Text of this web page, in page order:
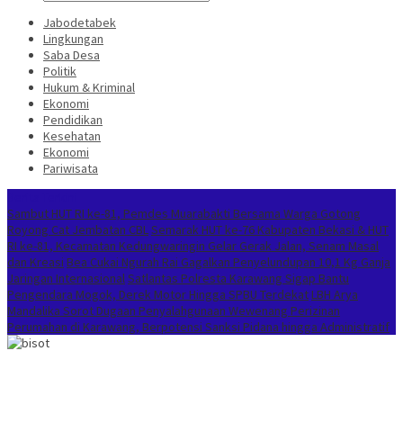
Jabodetabek
Lingkungan
Saba Desa
Politik
Hukum & Kriminal
Ekonomi
Pendidikan
Kesehatan
Ekonomi
Pariwisata
Sambut HUT RI ke-81, Pemdes Muarabakti Bersama Warga Gotong
Royong Cat Jembatan CBLSemarak HUT ke-76 Kabupaten Bekasi & HUT
RI ke-81, Kecamatan Kedungwaringin Gelar Gerak Jalan, Senam Masal
dan Kreasi Bea Cukai Ngurah Rai Gagalkan Penyelundupan 10,1 Kg Ganja
Jaringan InternasionalSatlantas Polresta Karawang Sigap Bantu
Pengendara Mogok, Derek Motor Hingga SPBU Terdekat LBH Arya
Mandalika Sorot Dugaan Penyalahgunaan Wewenang Perizinan
Perumahan di Karawang, Berpotensi Sanksi Pidana hingga Administratif